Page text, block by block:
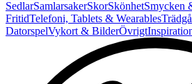
SedlarSamlarsakerSkorSkönhetSmycken
FritidTelefoni, Tablets & Wearables
DatorspelVykort & BilderÖvrigt